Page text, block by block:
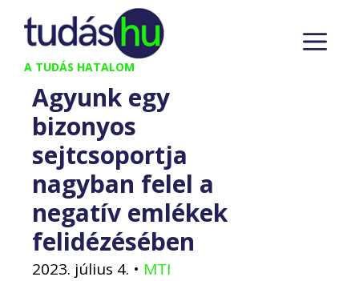
Kilépés
tartalomba
A TUDÁS HATALOM
Agyunk egy
bizonyos
sejtcsoportja
nagyban felel a
negatív emlékek
felidézésében
2023. július 4. • MTI